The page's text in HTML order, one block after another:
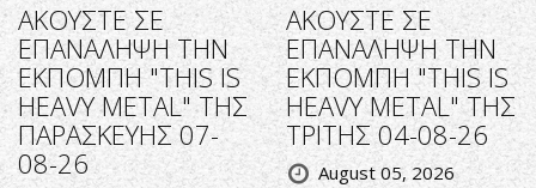
ΑΚΟΥΣΤΕ ΣΕ
ΕΠΑΝΑΛΗΨΗ ΤΗΝ
ΕΚΠΟΜΠΗ "THIS IS
HEAVY METAL" ΤΗΣ
ΠΑΡΑΣΚΕΥΗΣ 07-
08-26
ΑΚΟΥΣΤΕ ΣΕ
ΕΠΑΝΑΛΗΨΗ ΤΗΝ
ΕΚΠΟΜΠΗ "THIS IS
HEAVY METAL" ΤΗΣ
ΤΡΙΤΗΣ 04-08-26
August 05, 2026